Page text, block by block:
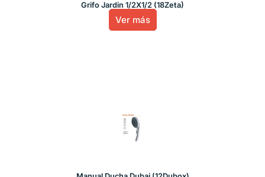
Grifo Jardin 1/2X1/2 (18Zeta)
Ver más